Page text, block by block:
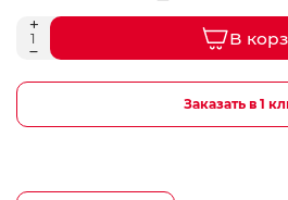
В
Заказать в 1